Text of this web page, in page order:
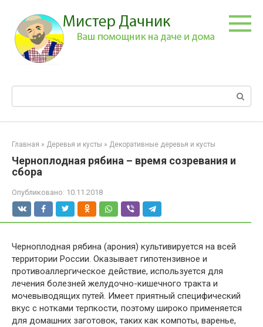
контенту
Главная » Деревья и кусты » Декоративные деревья и кусты
Черноплодная рябина – время созревания и
сбора
Опубликовано: 10.11.2018
Черноплодная рябина (арония) культивируется на всей
территории России. Оказывает гипотензивное и
противоаллергическое действие, используется для
лечения болезней желудочно-кишечного тракта и
мочевыводящих путей. Имеет приятный специфический
вкус с нотками терпкости, поэтому широко применяется
для домашних заготовок, таких как компоты, варенье,